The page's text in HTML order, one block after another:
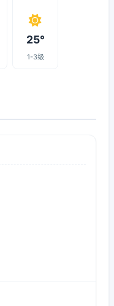
25°
1-3级